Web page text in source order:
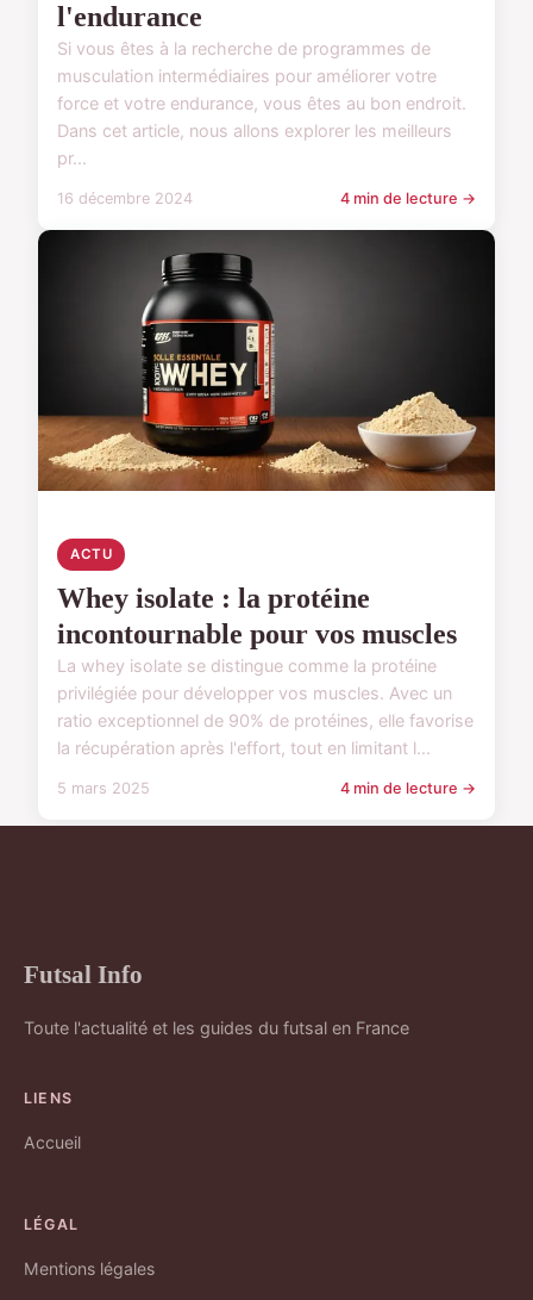
l'endurance
Si vous êtes à la recherche de programmes de
musculation intermédiaires pour améliorer votre
force et votre endurance, vous êtes au bon endroit.
Dans cet article, nous allons explorer les meilleurs
pr...
16 décembre 2024 4 min de lecture →
ACTU
Whey isolate : la protéine
incontournable pour vos muscles
La whey isolate se distingue comme la protéine
privilégiée pour développer vos muscles. Avec un
ratio exceptionnel de 90% de protéines, elle favorise
la récupération après l'effort, tout en limitant l...
5 mars 2025 4 min de lecture →
Futsal Info
Toute l'actualité et les guides du futsal en France
LIENS
Accueil
LÉGAL
Mentions légales